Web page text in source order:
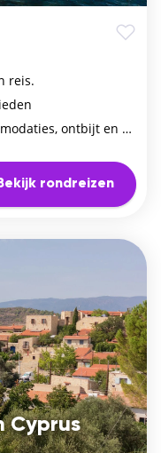
reis.
ontbijt en huurauto
rondreizen
Cyprus